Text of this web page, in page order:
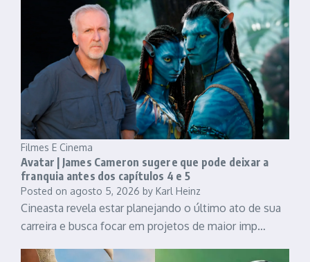
Filmes E Cinema
Avatar | James Cameron sugere que pode deixar a
franquia antes dos capítulos 4 e 5
Posted on agosto 5, 2026 by Karl Heinz
Cineasta revela estar planejando o último ato de sua
carreira e busca focar em projetos de maior imp…